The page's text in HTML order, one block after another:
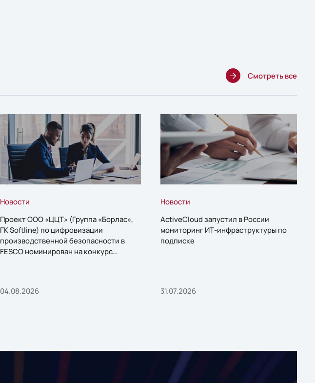
Смотреть все
Новости
Проект ООО «ЦЦТ» (Группа «Борлас»,
ГК Softline) по цифровизации
производственной безопасности в
FESCO номинирован на конкурс
04.08.2026
Новости
ActiveCloud запустил в России
мониторинг ИТ-инфраструктуры по
подписке
31.07.2026